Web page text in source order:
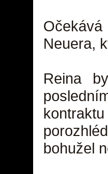
Neuera,
Reina
bohužel